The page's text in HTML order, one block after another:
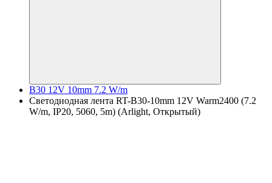
B30 12V 10mm 7.2 W/m
Светодиодная лента RT-B30-10mm 12V Warm2400 (7.2
W/m, IP20, 5060, 5m) (Arlight, Открытый)